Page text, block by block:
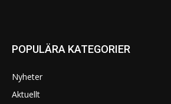
POPULÄRA KATEGORIER
Nyheter
Aktuellt